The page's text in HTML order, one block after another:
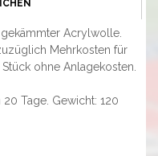
Acrylwolle.
Mehrkosten für
ohne Anlagekosten.
Tage. Gewicht: 120